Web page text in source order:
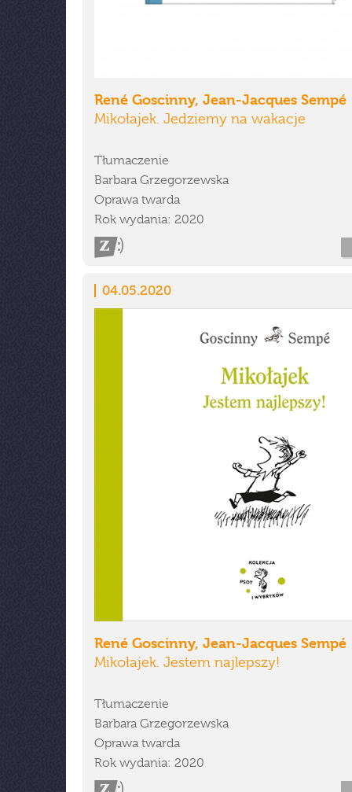
René Goscinny, Jean-Jacques Sempé
Mikołajek. Jedziemy na wakacje
Tłumaczenie
Barbara Grzegorzewska
Oprawa twarda
Rok wydania: 2020
04.05.2020
René Goscinny, Jean-Jacques Sempé
Mikołajek. Jestem najlepszy!
Tłumaczenie
Barbara Grzegorzewska
Oprawa twarda
Rok wydania: 2020